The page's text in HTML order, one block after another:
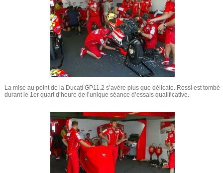
La mise au point de la Ducati GP11.2 s’avère plus que délicate. Rossi est tombé
durant le 1er quart d’heure de l’unique séance d’essais qualificative.